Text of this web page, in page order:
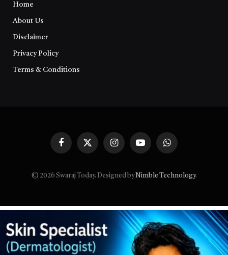
Home
About Us
Disclaimer
Privacy Policy
Terms & Conditions
FacebookX
InstagramYouTubeWhatsApp
© 2026 Swaraj Today. Designed byNimble Technology.